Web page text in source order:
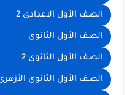
الصف الأول الاعدادى 2
الصف الأول الثانوى
الصف الأول الثانوى 2
الصف الأول الثانوى